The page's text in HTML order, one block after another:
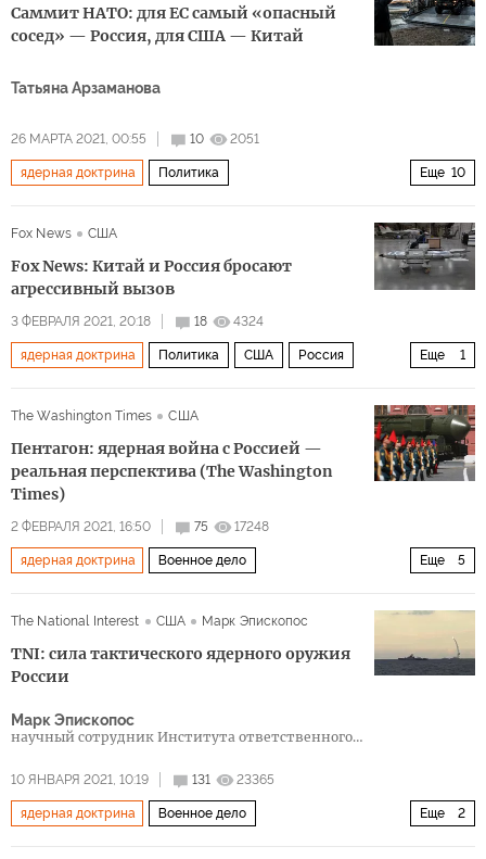
Саммит НАТО: для ЕС самый «опасный
сосед» — Россия, для США — Китай
Татьяна Арзаманова
26 МАРТА 2021, 00:55 10 2051
Еще 10
ядерная доктрина Политика
Энтони Блинкен (Anthony Blinken)
ядерное сдерживание сдерживание России
Fox News США
Fox News: Китай и Россия бросают
агрессивный вызов
3 ФЕВРАЛЯ 2021, 20:18 18 4324
Еще 1
ядерная доктрина Политика США Россия
The Washington Times
США
Пентагон: ядерная война с Россией —
реальная перспектива (The Washington
Times)
2 ФЕВРАЛЯ 2021, 16:50 75 17248
Еще 5
ядерная доктрина Военное дело
The National Interest США Марк Эпископос
TNI: сила тактического ядерного оружия
России
Марк Эпископос
научный сотрудник Института ответственного
10 ЯНВАРЯ 2021, 10:19 131 23365
Еще 2
ядерная доктрина Военное дело